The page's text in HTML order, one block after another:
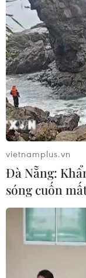
vietnamplus.vn
Đà Nẵng:
sóng cuốn